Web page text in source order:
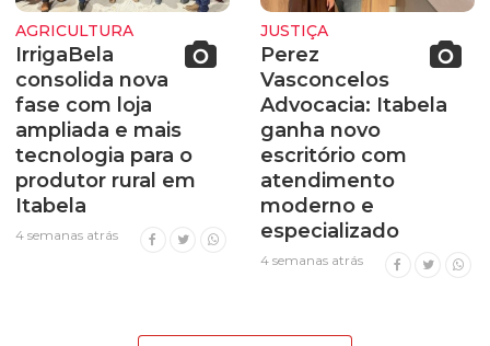
AGRICULTURA
IrrigaBela
consolida nova
fase com loja
ampliada e mais
tecnologia para o
produtor rural em
Itabela
4 semanas atrás
JUSTIÇA
Perez
Vasconcelos
Advocacia: Itabela
ganha novo
escritório com
atendimento
moderno e
especializado
4 semanas atrás